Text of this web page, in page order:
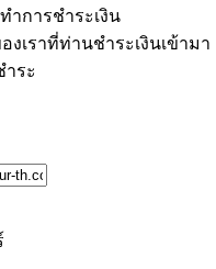
ารชำระเงิน
าที่ท่านชำระเงินเข้ามา
ระ